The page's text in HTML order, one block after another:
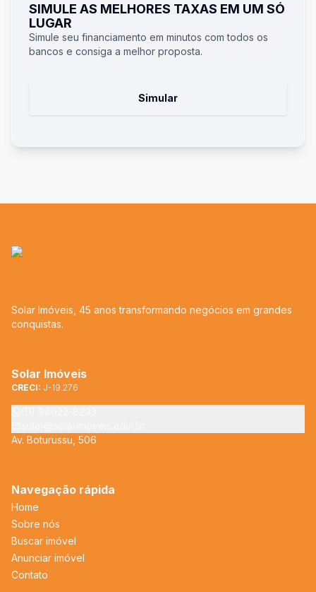
SIMULE AS MELHORES TAXAS EM UM SÓ
LUGAR
Simule seu financiamento em minutos com todos os
bancos e consiga a melhor proposta.
Simular
Solar Imóveis, 45 anos transformando negócios em grandes
conquistas.
Solar Imóveis
CRECI: J-19.276
Av. Boturussu, 506
Navegação rápida
Home
Sobre nós
Buscar imóvel
Anunciar imóvel
Contato